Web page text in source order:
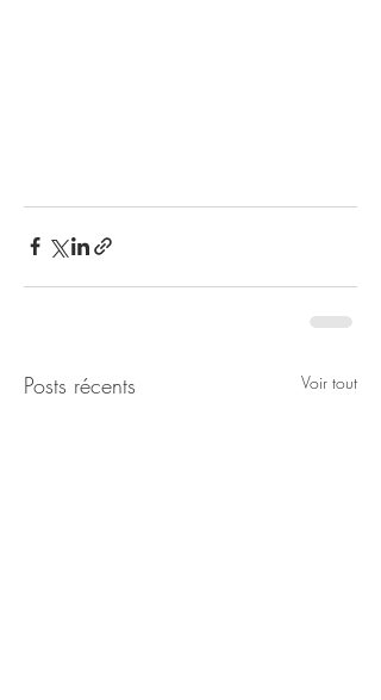
Posts récents Voir tout